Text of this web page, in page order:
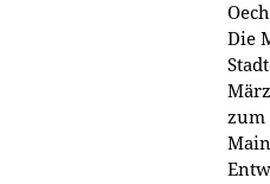
Die
zum